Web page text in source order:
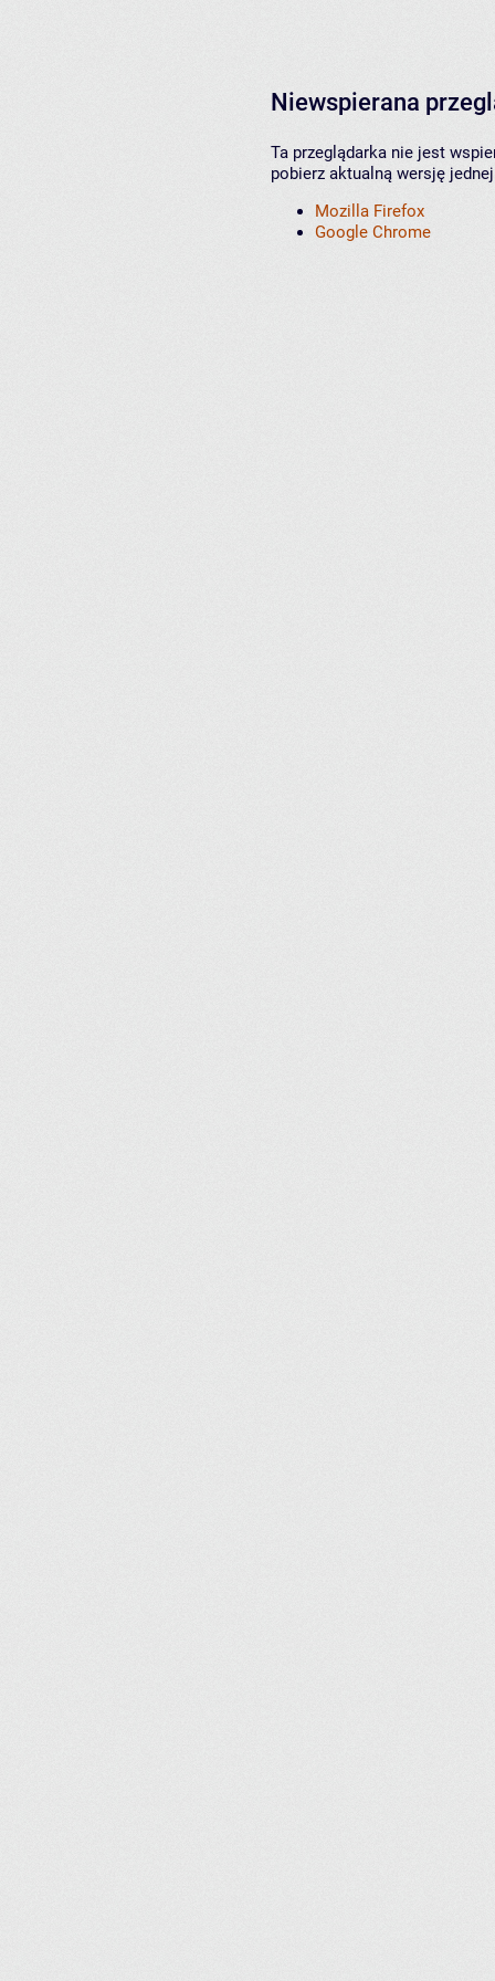
Niewspierana
Ta przeglądarka nie jest
pobierz aktualną wersję
Mozilla Firefox
Google Chrome